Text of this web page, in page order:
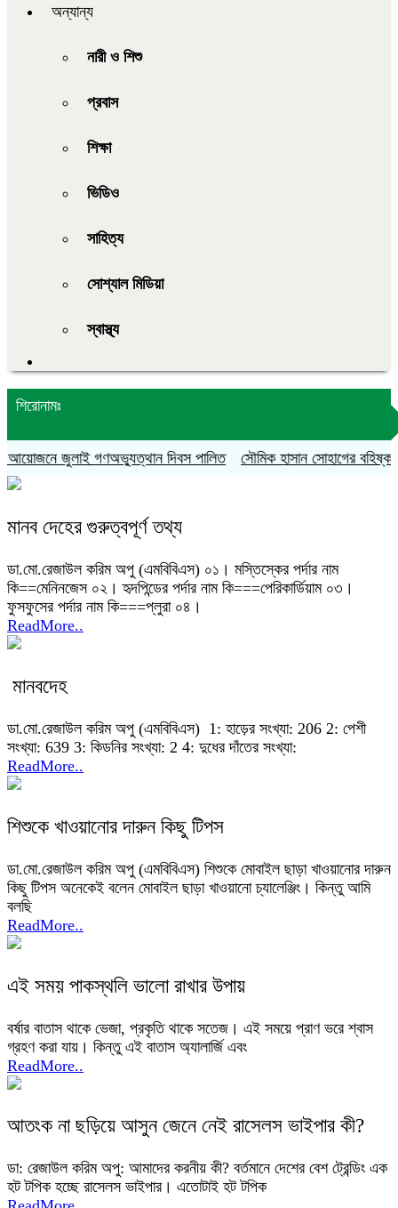
অন্যান্য
নারী ও শিশু
প্রবাস
শিক্ষা
ভিডিও
সাহিত্য
সোশ্যাল মিডিয়া
স্বাস্থ্য
শিরোনামঃ
জুলাই গণঅভ্যুত্থান দিবস পালিত সৌমিক হাসান সোহাগের
মানব দেহের গুরুত্বপূর্ণ তথ্য
ডা.মো.রেজাউল করিম অপু (এমবিবিএস) ০১। মস্তিস্কের পর্দার নাম
কি==মেনিনজেস ০২। হৃদপিন্ডের পর্দার নাম কি===পেরিকার্ডিয়াম ০৩।
ফুসফুসের পর্দার নাম কি===প্লুরা ০৪।
ReadMore..
মানবদেহ
ডা.মো.রেজাউল করিম অপু (এমবিবিএস) 1: হাড়ের সংখ্যা: 206 2: পেশী
সংখ্যা: 639 3: কিডনির সংখ্যা: 2 4: দুধের দাঁতের সংখ্যা:
ReadMore..
শিশুকে খাওয়ানোর দারুন কিছু টিপস
ডা.মো.রেজাউল করিম অপু (এমবিবিএস) শিশুকে মোবাইল ছাড়া খাওয়ানোর দারুন
কিছু টিপস অনেকেই বলেন মোবাইল ছাড়া খাওয়ানো চ্যালেঞ্জিং। কিন্তু আমি
বলছি
ReadMore..
এই সময় পাকস্থলি ভালো রাখার উপায়
বর্ষার বাতাস থাকে ভেজা, প্রকৃতি থাকে সতেজ। এই সময়ে প্রাণ ভরে শ্বাস
গ্রহণ করা যায়। কিন্তু এই বাতাস অ্যালার্জি এবং
ReadMore..
আতংক না ছড়িয়ে আসুন জেনে নেই রাসেলস ভাইপার কী?
ডা: রেজাউল করিম অপু: আমাদের করনীয় কী? বর্তমানে দেশের বেশ ট্রেন্ডিং এক
হট টপিক হচ্ছে রাসেলস ভাইপার। এতোটাই হট টপিক